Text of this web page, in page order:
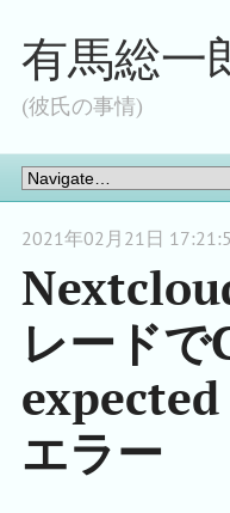
有馬総一
(彼氏の事情)
2021年02月21日
レード
エラー